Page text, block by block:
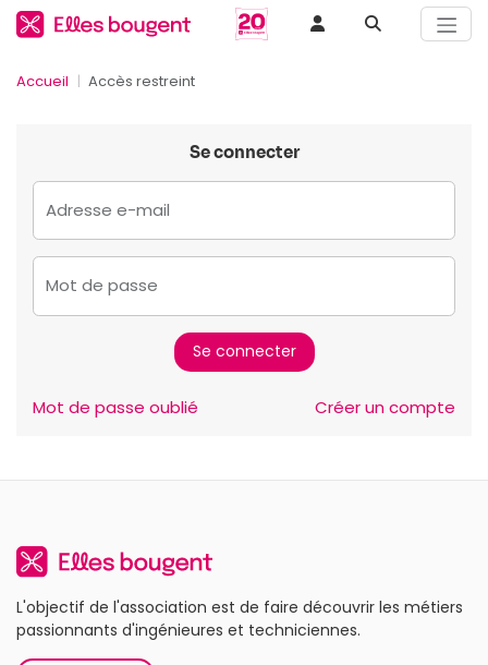
Accueil Accès restreint
Se connecter
Adresse e-mail
Mot de passe
Mot de passe oublié Créer un compte
L'objectif de l'association est de faire découvrir les métiers
passionnants d'ingénieures et techniciennes.